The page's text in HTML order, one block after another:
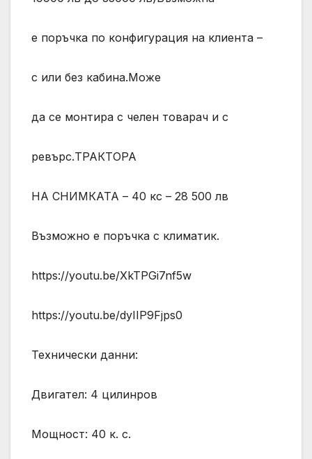
е поръчка по конфигурация на клиента –
с или без кабина.Може
да се монтира с челен товарач и с
ревърс.ТРАКТОРА
НА СНИМКАТА – 40 кс – 28 500 лв
Възможно е поръчка с климатик.
https://youtu.be/XkTPGi7nf5w
https://youtu.be/dyIIP9Fjps0
Технически данни:
Двигател: 4 цилинров
Мощност: 40 к. с.